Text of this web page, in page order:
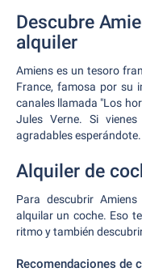
Descubre
alquiler
Amiens es un tesoro
France, famosa por su
canales llamada "Los
Jules Verne. Si
agradables esperándote.
Alquiler de
Para descubrir
alquilar un coche. Eso
ritmo y también
Recomendaciones de